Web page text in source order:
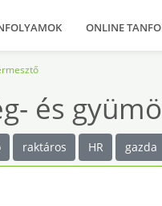
ONLINE
és
raktáros HR gazda